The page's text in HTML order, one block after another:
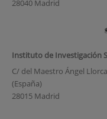
28040 Madrid
Instituto de Investigación
C/ del Maestro Ángel
(España)
28015 Madrid